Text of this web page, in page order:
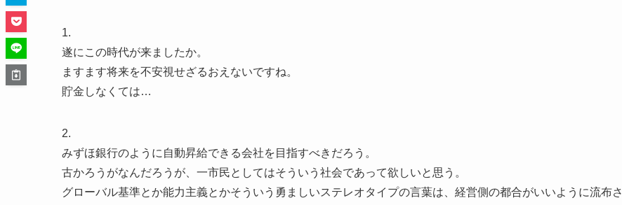
1.
遂にこの時代が来ましたか。
ますます将来を不安視せざるおえないですね。
貯金しなくては…
2.
みずほ銀行のように自動昇給できる会社を目指すべきだろう。
古かろうがなんだろうが、一市民としてはそういう社会であって欲しいと思う。
グローバル基準とか能力主義とかそういう勇ましいステレオタイプの言葉は、経営側の都合がいいように流布さ